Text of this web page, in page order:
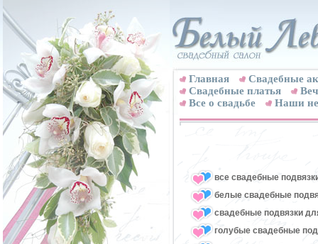
Главная
Свадебные
Cвадебные платья
Все о свадьбе
Наши
все свадебные
белые свадебные
свадебные подвязки
голубые свадебные